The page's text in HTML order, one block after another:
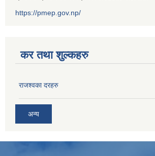
https://pmep.gov.np/
कर तथा शुल्कहरु
राजश्वका दरहरु
अन्य